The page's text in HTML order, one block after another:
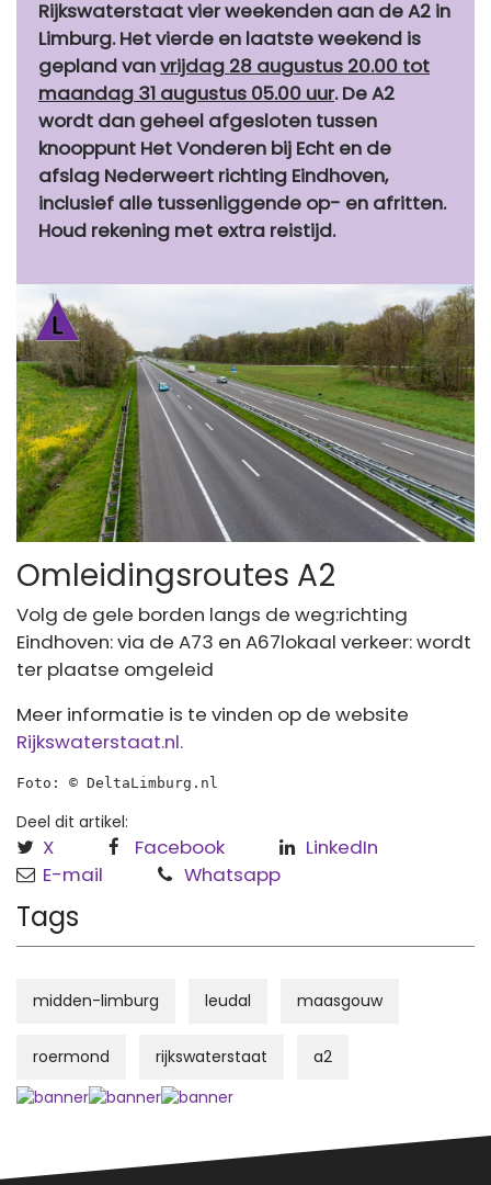
Rijkswaterstaat vier weekenden aan de A2 in
Limburg. Het vierde en laatste weekend is
gepland vanvrijdag 28 augustus 20.00 tot
maandag 31 augustus 05.00 uur. De A2
wordt dan geheel afgesloten tussen
knooppunt Het Vonderen bij Echt en de
afslag Nederweert richting Eindhoven,
inclusief alle tussenliggende op- en afritten.
Houd rekening met extra reistijd.
Omleidingsroutes A2
Volg de gele borden langs de weg:richting
Eindhoven: via de A73 en A67lokaal verkeer: wordt
ter plaatse omgeleid
Meer informatie is te vinden op de website
Rijkswaterstaat.nl.
Foto: © DeltaLimburg.nl
Deel dit artikel:
X Facebook
LinkedIn
E-mail
Whatsapp
Tags
midden-limburg leudal maasgouw
roermond rijkswaterstaat a2